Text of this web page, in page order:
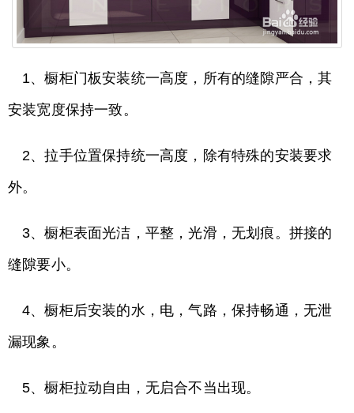
1、橱柜门板安装统一高度，所有的缝隙严合，其
安装宽度保持一致。
2、拉手位置保持统一高度，除有特殊的安装要求
外。
3、橱柜表面光洁，平整，光滑，无划痕。拼接的
缝隙要小。
4、橱柜后安装的水，电，气路，保持畅通，无泄
漏现象。
5、橱柜拉动自由，无启合不当出现。